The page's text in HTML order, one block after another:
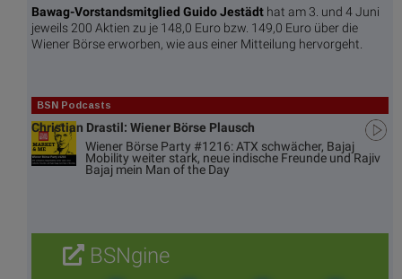
Bawag-Vorstandsmitglied Guido Jestädt hat am 3. und 4 Juni
jeweils 200 Aktien zu je 148,0 Euro bzw. 149,0 Euro über die
Wiener Börse erworben, wie aus einer Mitteilung hervorgeht.
BSN Podcasts
Christian Drastil: Wiener Börse Plausch
Wiener Börse Party #1216: ATX schwächer, Bajaj
Mobility weiter stark, neue indische Freunde und Rajiv
Bajaj mein Man of the Day
BSNgine